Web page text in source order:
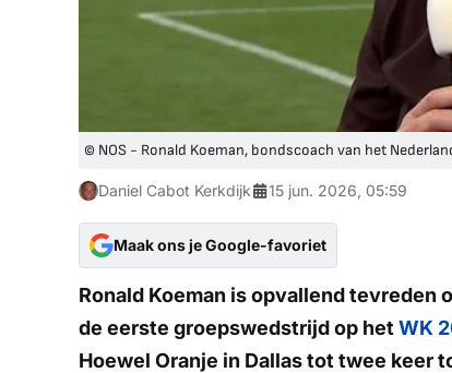
© NOS - Ronald Koeman, bondscoach van het
Daniel Cabot Kerkdijk 15 jun. 2026, 05:59
Maak ons je Google-favoriet
Ronald Koeman is opvallend tevreden
de eerste groepswedstrijd op het WK
Hoewel Oranje in Dallas tot twee keer